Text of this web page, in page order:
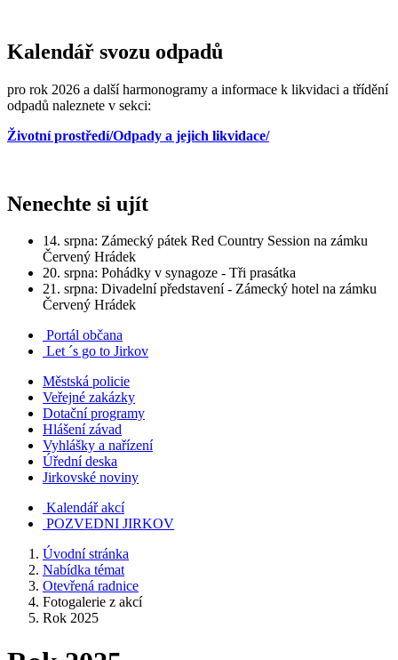
Kalendář svozu odpadů
pro rok 2026 a další harmonogramy a informace k likvidaci a třídění
odpadů naleznete v sekci:
Životní prostředí/Odpady a jejich likvidace/
Nenechte si ujít
14. srpna: Zámecký pátek Red Country Session na zámku
Červený Hrádek
20. srpna: Pohádky v synagoze - Tři prasátka
21. srpna: Divadelní představení - Zámecký hotel na zámku
Červený Hrádek
Portál občana
Let ´s go to Jirkov
Městská policie
Veřejné zakázky
Dotační programy
Hlášení závad
Vyhlášky a nařízení
Úřední deska
Jirkovské noviny
Kalendář akcí
POZVEDNI JIRKOV
Úvodní stránka
Nabídka témat
Otevřená radnice
Fotogalerie z akcí
Rok 2025